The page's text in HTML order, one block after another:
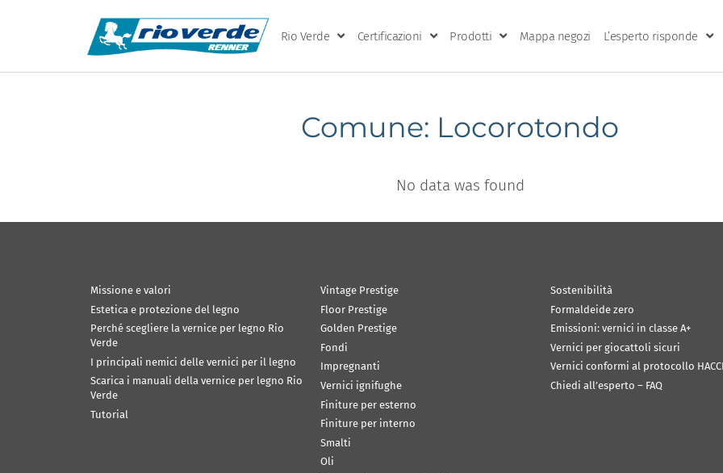
Rio Verde Certificazioni Prodotti Mappa negozi L’esperto risponde
Comune: Locorotondo
No data was found
Missione e valori
Estetica e protezione del legno
Perché scegliere la vernice per legno Rio
Verde
I principali nemici delle vernici per il legno
Scarica i manuali della vernice per legno Rio
Verde
Tutorial
Vintage Prestige
Floor Prestige
Golden Prestige
Fondi
Impregnanti
Vernici ignifughe
Finiture per esterno
Finiture per interno
Smalti
Oli
Sostenibilità
Formaldeide zero
Emissioni: vernici in classe A+
Vernici per giocattoli sicuri
Vernici conformi al protocollo
Chiedi all’esperto – FAQ